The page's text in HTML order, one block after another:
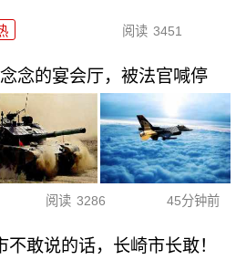
阅读 3451
念的宴会厅，被法官喊停
阅读 3286 45分钟前
不敢说的话，长崎市长敢！